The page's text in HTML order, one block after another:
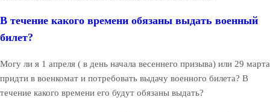
В течение какого времени обязаны выдать военный
билет?
Могу ли я 1 апреля ( в день начала весеннего призыва) или 29 марта
придти в военкомат и потребовать выдачу военного билета? В
течение какого времени его будут обязаны выдать?